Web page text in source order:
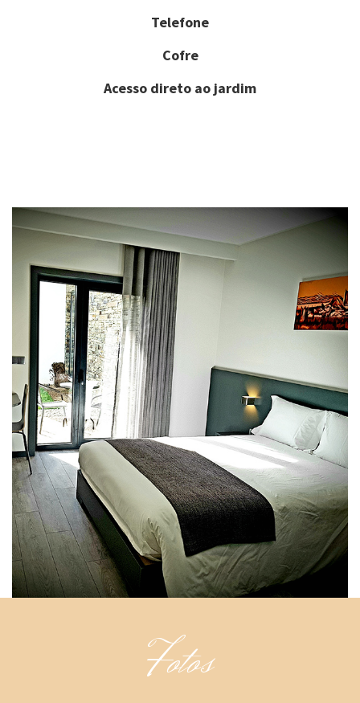
Telefone
Cofre
Acesso direto ao jardim
Fotos